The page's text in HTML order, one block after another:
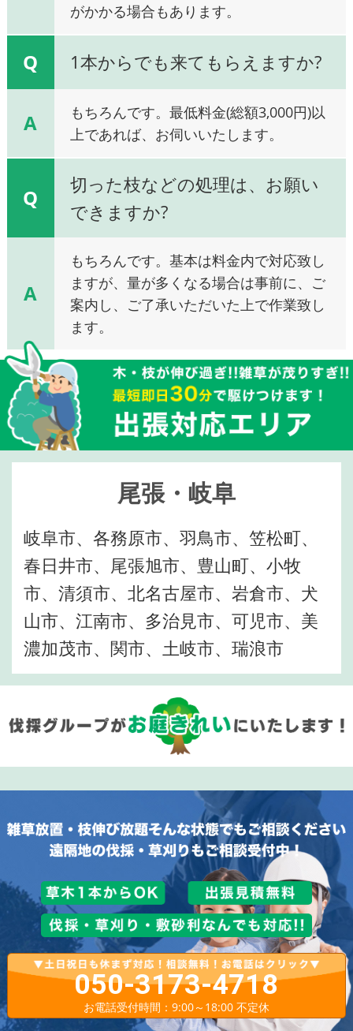
がかかる場合もあります。
Q 1本からでも来てもらえますか?
A
もちろんです。最低料金(総額3,000円)以
上であれば、お伺いいたします。
Q
切った枝などの処理は、お願い
できますか?
A
もちろんです。基本は料金内で対応致し
ますが、量が多くなる場合は事前に、ご
案内し、ご了承いただいた上で作業致し
ます。
尾張・岐阜
岐阜市、各務原市、羽鳥市、笠松町、
春日井市、尾張旭市、豊山町、小牧
市、清須市、北名古屋市、岩倉市、犬
山市、江南市、多治見市、可児市、美
濃加茂市、関市、土岐市、瑞浪市
050-3173-4718
お電話受付時間：9:00～18:00 不定休